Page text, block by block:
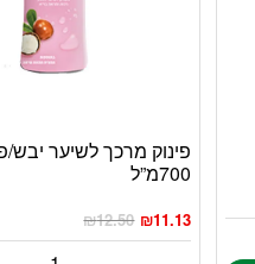
פינוק מרכך לשיער יבש/
700מ”ל
₪12.50 ₪11.13